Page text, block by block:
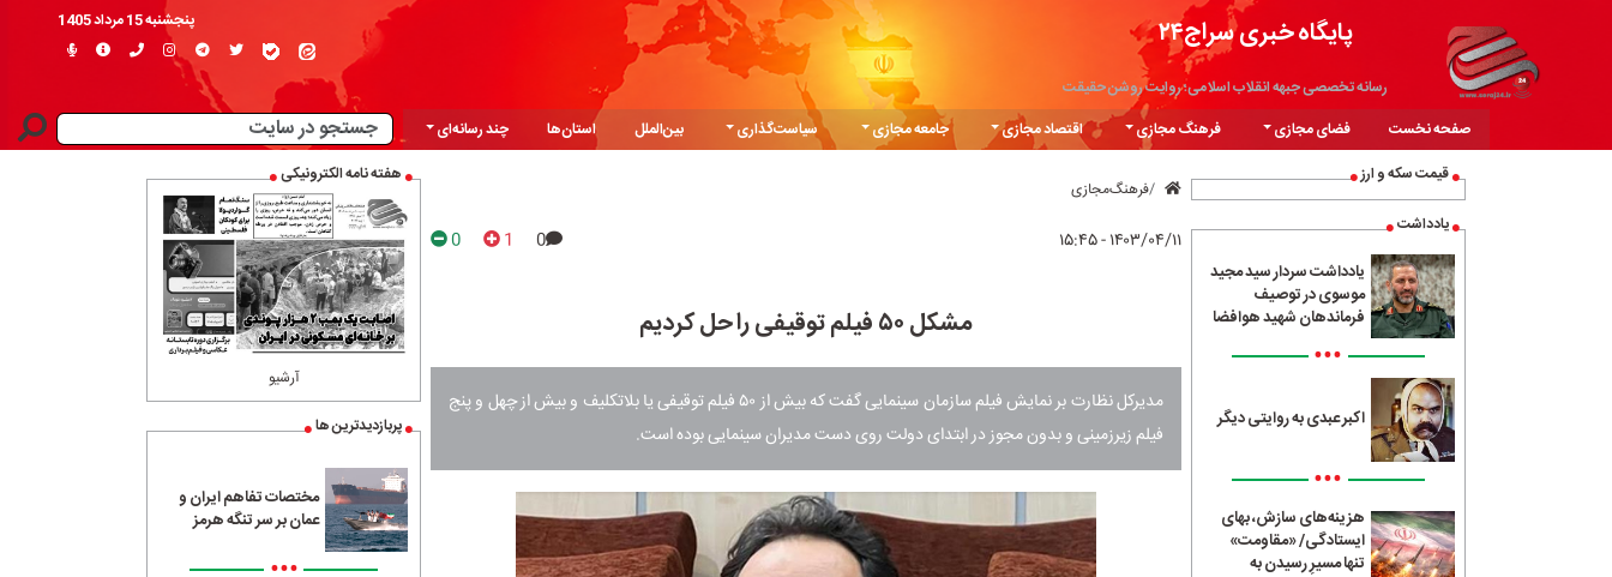
پایگاه خبری سراج۲۴
رسانه تخصصی جبهه انقلاب اسلامی؛ روایت روشن حقیقت
پنجشنبه 15 مرداد 1405
صفحه نخست فضای مجازی فرهنگ مجازی اقتصاد مجازی جامعه مجازی سیاست‌گذاری بین‌الملل استان‌ها
چند رسانه‌ای
قیمت سکه و ارز
یادداشت
یادداشت سردار سید مجید
موسوی در توصیف
فرماندهان شهید هوافضا
•••
اکبر عبدی به روایتی دیگر
•••
هزینه‌های سازش، بهای
ایستادگی/ «مقاومت»
تنها مسیرِ رسیدن به
فرهنگ‌مجازی
۱۴۰۳/۰۴/۱۱ - ۱۵:۴۵ 0
1
0
مشکل ۵۰ فیلم توقیفی را حل کردیم
مدیرکل نظارت بر نمایش فیلم سازمان سینمایی گفت که بیش از ۵۰ فیلم توقیفی یا بلاتکلیف و بیش از چهل و پنج
فیلم زیرزمینی و بدون مجوز در ابتدای دولت روی دست مدیران سینمایی بوده است.
هفته نامه الکترونیکی
آرشیو
پربازدیدترین ها
مختصات تفاهم ایران و
عمان بر سر تنگه هرمز